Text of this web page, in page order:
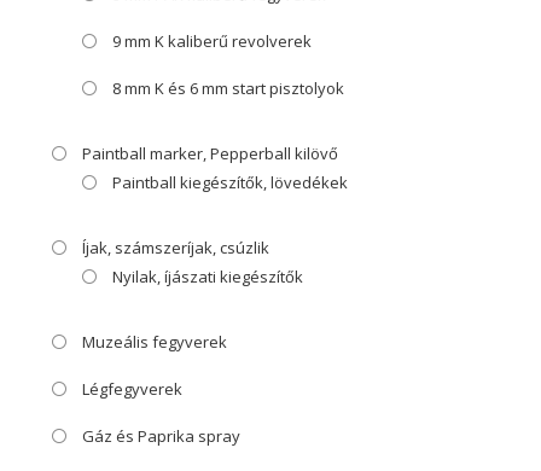
9 mm K kaliberű revolverek
8 mm K és 6 mm start pisztolyok
Paintball marker, Pepperball kilövő
Paintball kiegészítők, lövedékek
Íjak, számszeríjak, csúzlik
Nyilak, íjászati kiegészítők
Muzeális fegyverek
Légfegyverek
Gáz és Paprika spray